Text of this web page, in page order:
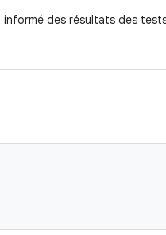
informé des résultats des